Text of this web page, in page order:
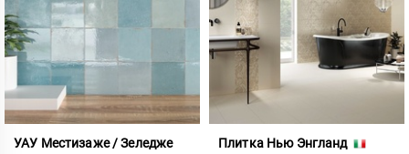
УАУ Местизаже / Зеледже
Плитка Нью Энгланд